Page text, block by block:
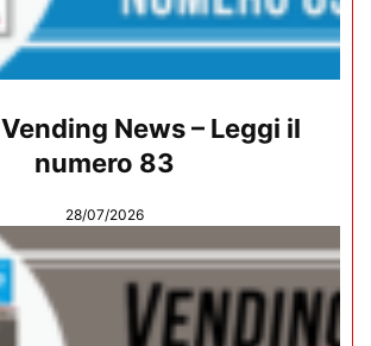
News – Leggi il
numero 83
28/07/2026